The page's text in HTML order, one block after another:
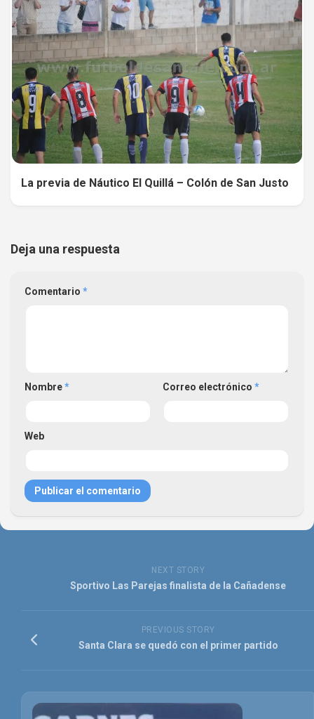
La previa de Náutico El Quillá – Colón de San Justo
Deja una respuesta
Comentario *
Nombre* Correo electrónico *
Web
NEXT STORY
Sportivo Las Parejas finalista de la Cañadense
PREVIOUS STORY
Santa Clara se quedó con el primer partido